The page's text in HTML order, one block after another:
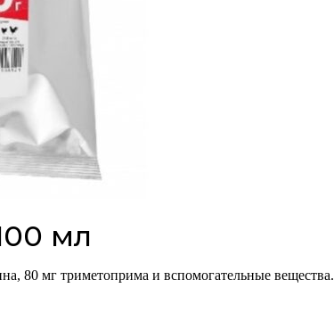
мл
80 мг триметоприма и вспомогательные вещества.